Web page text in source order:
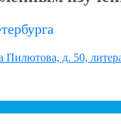
Пилютова, д. 50,